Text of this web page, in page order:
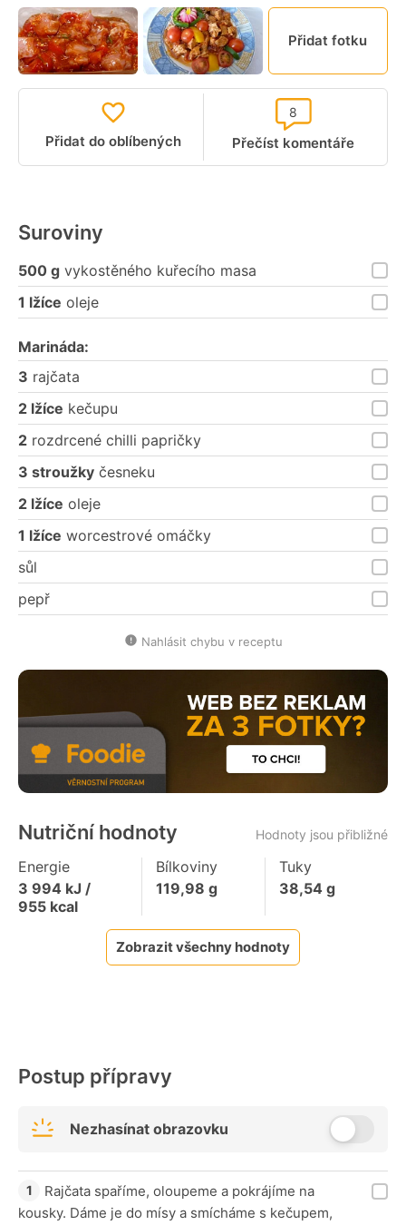
Přidat fotku
Přidat do oblíbených Přečíst komentáře
8
Suroviny
500 g vykostěného kuřecího masa
1 lžíce oleje
Marináda:
3 rajčata
2 lžíce kečupu
2 rozdrcené chilli papričky
3 stroužky česneku
2 lžíce oleje
1 lžíce worcestrové omáčky
sůl
pepř
Nahlásit chybu v receptu
Nutriční hodnoty Hodnoty jsou přibližné
Energie
3 994 kJ /
955 kcal
Bílkoviny
119,98 g
Tuky
38,54 g
Zobrazit všechny hodnoty
Postup přípravy
Nezhasínat obrazovku
Rajčata spaříme, oloupeme a pokrájíme na
kousky. Dáme je do mísy a smícháme s kečupem,